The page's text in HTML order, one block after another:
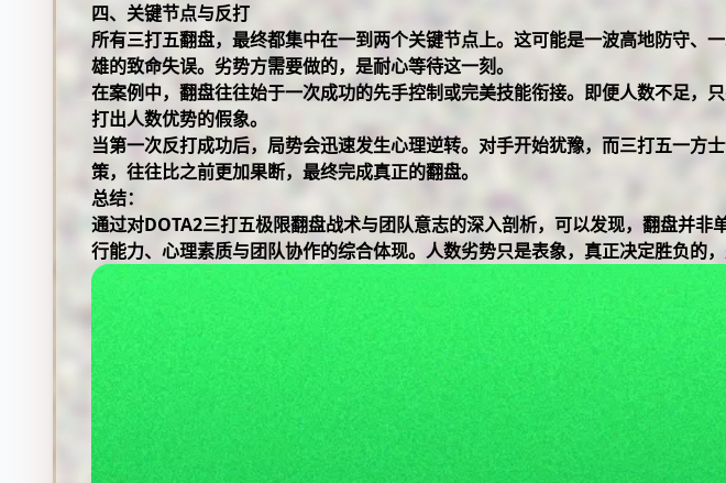
四、关键节点与反打
所有三打五翻盘，最终都集中在一到两个关键节点上。这可能是一波高地防守、
雄的致命失误。劣势方需要做的，是耐心等待这一刻。
在案例中，翻盘往往始于一次成功的先手控制或完美技能衔接。即便人数不足，
打出人数优势的假象。
当第一次反打成功后，局势会迅速发生心理逆转。对手开始犹豫，而三打五一方
策，往往比之前更加果断，最终完成真正的翻盘。
总结：
通过对DOTA2三打五极限翻盘战术与团队意志的深入剖析，可以发现，翻盘并非
行能力、心理素质与团队协作的综合体现。人数劣势只是表象，真正决定胜负的，